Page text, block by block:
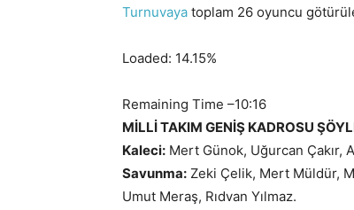
Turnuvaya toplam 26 oyuncu
Loaded: 14.15%
Remaining Time –10:16
MİLLİ TAKIM GENİŞ KADROSU
Kaleci: Mert Günok, Uğurcan Çakır,
Savunma: Zeki Çelik, Mert Müldür,
Umut Meraş, Rıdvan Yılmaz.